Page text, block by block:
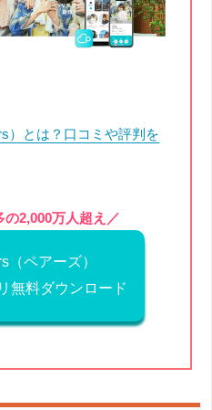
）とは？口コミや評判を
の2,000万人超え／
（ペアーズ）
無料ダウンロード